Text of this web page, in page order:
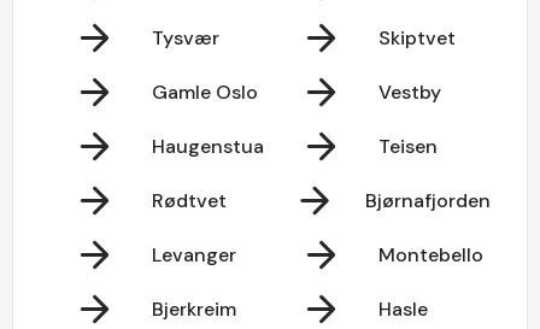
Tysvær Skiptvet
Gamle Oslo Vestby
Haugenstua Teisen
Rødtvet Bjørnafjorden
Levanger Montebello
Bjerkreim Hasle